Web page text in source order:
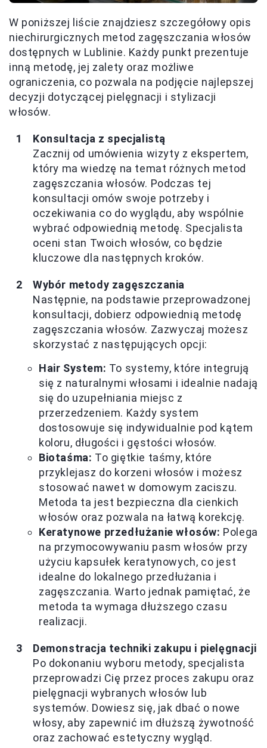
W poniższej liście znajdziesz szczegółowy opis
niechirurgicznych metod zagęszczania włosów
dostępnych w Lublinie. Każdy punkt prezentuje
inną metodę, jej zalety oraz możliwe
ograniczenia, co pozwala na podjęcie najlepszej
decyzji dotyczącej pielęgnacji i stylizacji
włosów.
Konsultacja z specjalistą
Zacznij od umówienia wizyty z ekspertem,
który ma wiedzę na temat różnych metod
zagęszczania włosów. Podczas tej
konsultacji omów swoje potrzeby i
oczekiwania co do wyglądu, aby wspólnie
wybrać odpowiednią metodę. Specjalista
oceni stan Twoich włosów, co będzie
kluczowe dla następnych kroków.
Wybór metody zagęszczania
Następnie, na podstawie przeprowadzonej
konsultacji, dobierz odpowiednią metodę
zagęszczania włosów. Zazwyczaj możesz
skorzystać z następujących opcji:
Hair System: To systemy, które integrują
się z naturalnymi włosami i idealnie nadają
się do uzupełniania miejsc z
przerzedzeniem. Każdy system
dostosowuje się indywidualnie pod kątem
koloru, długości i gęstości włosów.
Biotaśma: To giętkie taśmy, które
przyklejasz do korzeni włosów i możesz
stosować nawet w domowym zaciszu.
Metoda ta jest bezpieczna dla cienkich
włosów oraz pozwala na łatwą korekcję.
Keratynowe przedłużanie włosów: Polega
na przymocowywaniu pasm włosów przy
użyciu kapsułek keratynowych, co jest
idealne do lokalnego przedłużania i
zagęszczania. Warto jednak pamiętać, że
metoda ta wymaga dłuższego czasu
realizacji.
Demonstracja techniki zakupu i pielęgnacji
Po dokonaniu wyboru metody, specjalista
przeprowadzi Cię przez proces zakupu oraz
pielęgnacji wybranych włosów lub
systemów. Dowiesz się, jak dbać o nowe
włosy, aby zapewnić im dłuższą żywotność
oraz zachować estetyczny wygląd.